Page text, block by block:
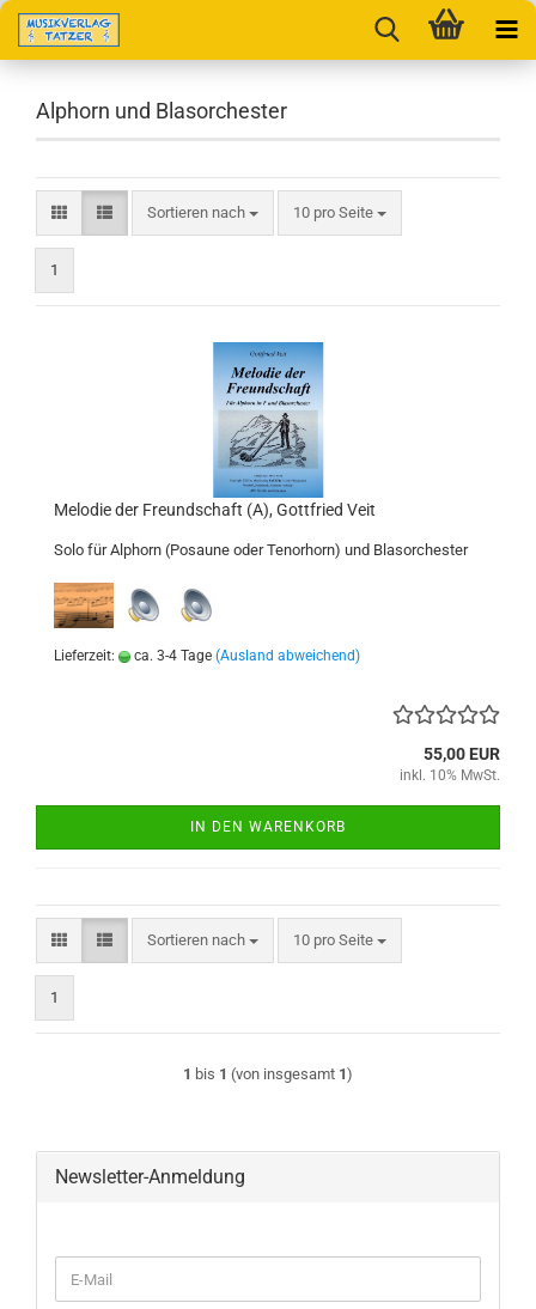
Alphorn und Blasorchester
Sortieren nach
Sortieren nach 10 pro Seite
pro Seite
1
Melodie der Freundschaft (A), Gottfried Veit
Solo für Alphorn (Posaune oder Tenorhorn) und Blasorchester
Lieferzeit: ca. 3-4 Tage (Ausland abweichend)
55,00 EUR
inkl. 10% MwSt.
IN DEN WARENKORB
Sortieren nach
Sortieren nach 10 pro Seite
pro Seite
1
1 bis 1 (von insgesamt 1)
Newsletter-Anmeldung
ZUR
E-
Mail